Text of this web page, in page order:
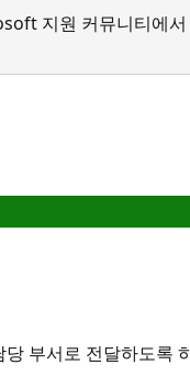
지원 커뮤니티에
부서로 전달하도록